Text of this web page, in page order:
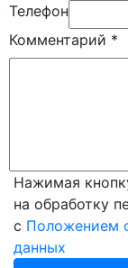
Телефон
Комментарий *
Нажимая
на обработку
с Положением
данных